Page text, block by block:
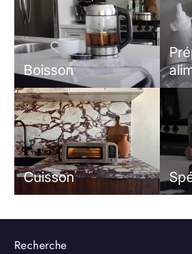
Boisson
Cuisson
Recherche